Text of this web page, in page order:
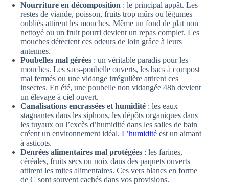
Nourriture en décomposition : le principal appât. Les
restes de viande, poisson, fruits trop mûrs ou légumes
oubliés attirent les mouches. Même un fond de plat non
nettoyé ou un fruit pourri devient un repas complet. Les
mouches détectent ces odeurs de loin grâce à leurs
antennes.
Poubelles mal gérées : un véritable paradis pour les
mouches. Les sacs-poubelle ouverts, les bacs à compost
mal fermés ou une vidange irrégulière attirent ces
insectes. En été, une poubelle non vidangée 48h devient
un élevage à ciel ouvert.
Canalisations encrassées et humidité : les eaux
stagnantes dans les siphons, les dépôts organiques dans
les tuyaux ou l’excès d’humidité dans les salles de bain
créent un environnement idéal. L’humidité est un aimant
à asticots.
Denrées alimentaires mal protégées : les farines,
céréales, fruits secs ou noix dans des paquets ouverts
attirent les mites alimentaires. Ces vers blancs en forme
de C sont souvent cachés dans vos provisions.